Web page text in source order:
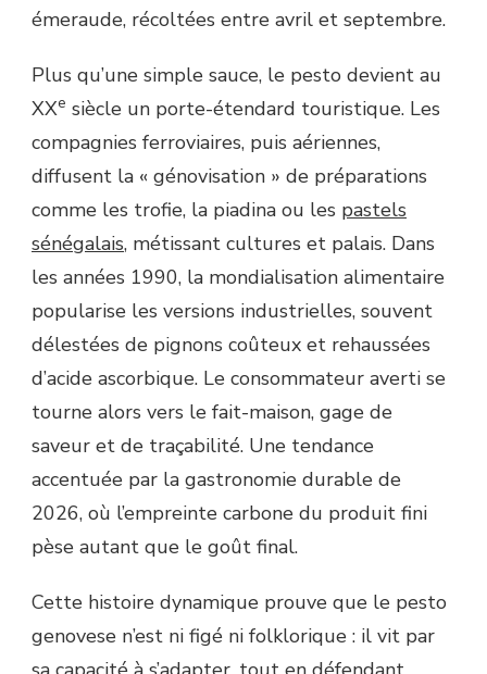
émeraude, récoltées entre avril et septembre.
Plus qu’une simple sauce, le pesto devient au
XXe siècle un porte-étendard touristique. Les
compagnies ferroviaires, puis aériennes,
diffusent la « génovisation » de préparations
comme les trofie, la piadina ou les pastels
sénégalais, métissant cultures et palais. Dans
les années 1990, la mondialisation alimentaire
popularise les versions industrielles, souvent
délestées de pignons coûteux et rehaussées
d’acide ascorbique. Le consommateur averti se
tourne alors vers le fait-maison, gage de
saveur et de traçabilité. Une tendance
accentuée par la gastronomie durable de
2026, où l’empreinte carbone du produit fini
pèse autant que le goût final.
Cette histoire dynamique prouve que le pesto
genovese n’est ni figé ni folklorique : il vit par